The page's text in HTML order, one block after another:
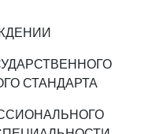
СТАНДАРТА